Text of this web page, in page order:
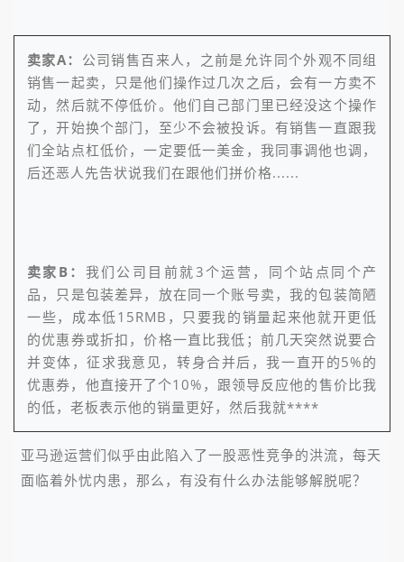
卖家A： 公司销售百来人，之前是允许同个外观不同组
销售一起卖，只是他们操作过几次之后，会有一方卖不
动，然后就不停低价。他们自己部门里已经没这个操作
了，开始换个部门，至少不会被投诉。有销售一直跟我
们全站点杠低价，一定要低一美金，我同事调他也调，
后还恶人先告状说我们在跟他们拼价格......
卖家B： 我们公司目前就3个运营，同个站点同个产
品，只是包装差异，放在同一个账号卖，我的包装简陋
一些，成本低15RMB，只要我的销量起来他就开更低
的优惠券或折扣，价格一直比我低；前几天突然说要合
并变体，征求我意见，转身合并后，我一直开的5%的
优惠券，他直接开了个10%，跟领导反应他的售价比我
的低，老板表示他的销量更好，然后我就****
亚马逊运营们似乎由此陷入了一股恶性竞争的洪流，每天
面临着外忧内患，那么，有没有什么办法能够解脱呢？